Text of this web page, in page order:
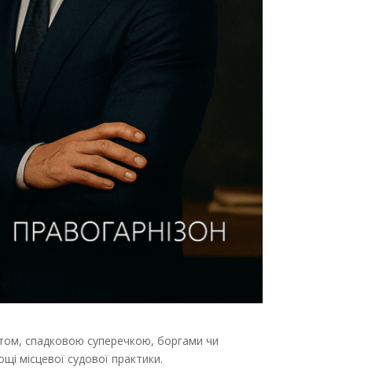
спадковою суперечкою, боргами чи
місцевої судової практики.